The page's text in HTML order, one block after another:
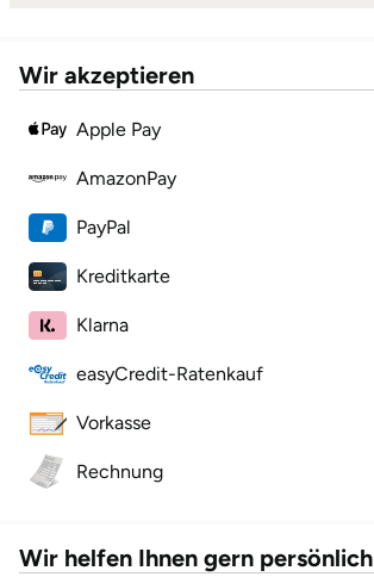
Wir akzeptieren
Apple Pay
AmazonPay
PayPal
Kreditkarte
Klarna
easyCredit-Ratenkauf
Vorkasse
Rechnung
Wir helfen Ihnen gern persönlich
Magdeburg
Main-Kinzig-Kreis
Mainz
Mecklenburgische Seenplatte
Meiningen